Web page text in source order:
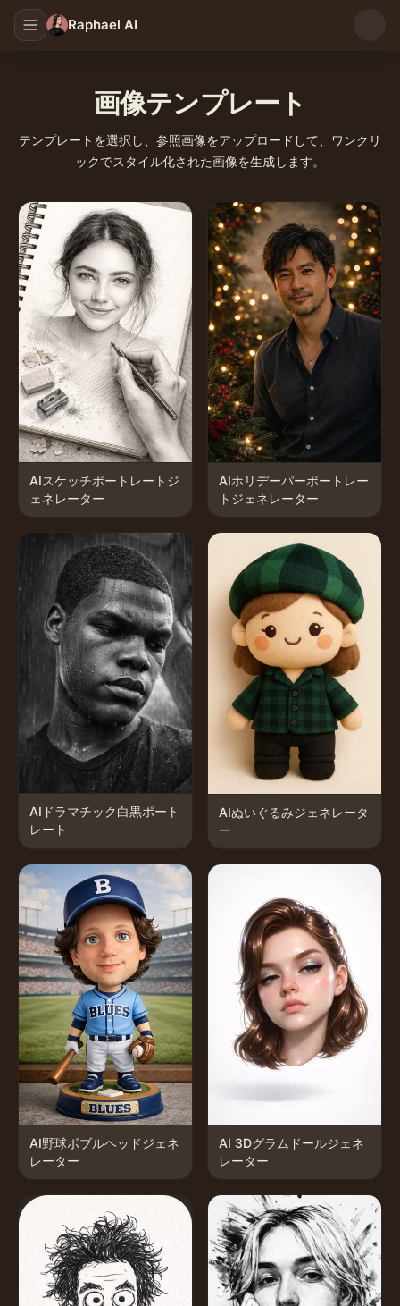
Raphael AI
画像テンプレート
テンプレートを選択し、参照画像をアップロードして、ワンクリ
ックでスタイル化された画像を生成します。
AIスケッチポートレートジ
ェネレーター
AIホリデーパーポートレー
トジェネレーター
AIドラマチック白黒ポート
レート
AIぬいぐるみジェネレータ
ー
AI野球ボブルヘッドジェネ
レーター
AI 3Dグラムドールジェネ
レーター